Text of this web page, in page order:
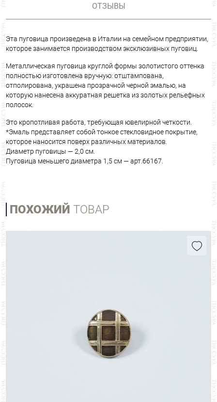
ОТЗЫВЫ
Эта пуговица произведена в Италии на семейном предприятии,
которое занимается производством эксклюзивных пуговиц.
Металлическая пуговица круглой формы золотистого оттенка
полностью изготовлена вручную: отштампована,
отполирована, украшена прозрачной черной эмалью, на
которую нанесена аккуратная решетка из золотых рельефных
полосок.
Это кропотливая работа, требующая ювелирной четкости.
*Эмаль представляет собой тонкое стекловидное покрытие,
которое наносится поверх различных материалов.
Диаметр пуговицы — 2,0 см.
Пуговица меньшего диаметра 1,5 см— арт.66167.
ПОХОЖИЙ ТОВАР